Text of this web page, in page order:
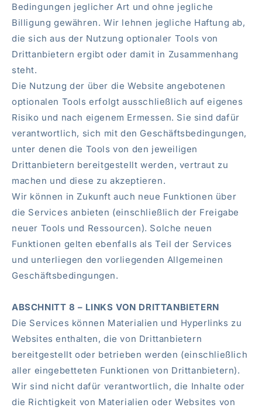
Bedingungen jeglicher Art und ohne jegliche
Billigung gewähren. Wir lehnen jegliche Haftung ab,
die sich aus der Nutzung optionaler Tools von
Drittanbietern ergibt oder damit in Zusammenhang
steht.
Die Nutzung der über die Website angebotenen
optionalen Tools erfolgt ausschließlich auf eigenes
Risiko und nach eigenem Ermessen. Sie sind dafür
verantwortlich, sich mit den Geschäftsbedingungen,
unter denen die Tools von den jeweiligen
Drittanbietern bereitgestellt werden, vertraut zu
machen und diese zu akzeptieren.
Wir können in Zukunft auch neue Funktionen über
die Services anbieten (einschließlich der Freigabe
neuer Tools und Ressourcen). Solche neuen
Funktionen gelten ebenfalls als Teil der Services
und unterliegen den vorliegenden Allgemeinen
Geschäftsbedingungen.
ABSCHNITT 8 – LINKS VON DRITTANBIETERN
Die Services können Materialien und Hyperlinks zu
Websites enthalten, die von Drittanbietern
bereitgestellt oder betrieben werden (einschließlich
aller eingebetteten Funktionen von Drittanbietern).
Wir sind nicht dafür verantwortlich, die Inhalte oder
die Richtigkeit von Materialien oder Websites von